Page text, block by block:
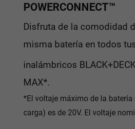
POWERCONNECT™
Disfruta de la comodidad
misma batería en todos
inalámbricos
MAX*.
*El voltaje máximo de la batería
carga) es de 20V. El voltaje